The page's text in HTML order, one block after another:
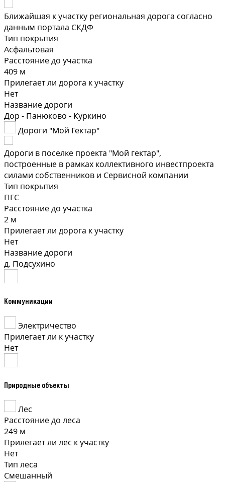
Ближайшая к участку региональная дорога согласно
данным портала СКДФ
Тип покрытия
Асфальтовая
Расстояние до участка
409 м
Прилегает ли дорога к участку
Нет
Название дороги
Дор - Панюково - Куркино
Дороги "Мой Гектар"
Дороги в поселке проекта "Мой гектар",
построенные в рамках коллективного инвестпроекта
силами собственников и Сервисной компании
Тип покрытия
ПГС
Расстояние до участка
2 м
Прилегает ли дорога к участку
Нет
Название дороги
д. Подсухино
Коммуникации
Электричество
Прилегает ли к участку
Нет
Природные объекты
Лес
Расстояние до леса
249 м
Прилегает ли лес к участку
Нет
Тип леса
Смешанный